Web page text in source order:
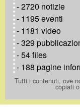
- 2720 notizie
- 1195 eventi
- 1181 video
- 329
- 54 files
- 188 pagine
Tutti i contenuti, ove
copiati